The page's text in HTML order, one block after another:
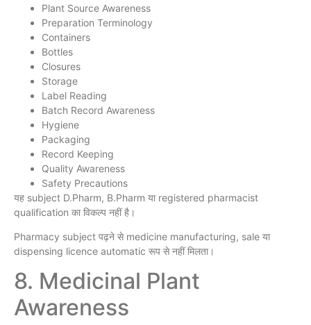
Plant Source Awareness
Preparation Terminology
Containers
Bottles
Closures
Storage
Label Reading
Batch Record Awareness
Hygiene
Packaging
Record Keeping
Quality Awareness
Safety Precautions
यह subject D.Pharm, B.Pharm या registered pharmacist
qualification का विकल्प नहीं है।
Pharmacy subject पढ़ने से medicine manufacturing, sale या
dispensing licence automatic रूप से नहीं मिलता।
8. Medicinal Plant
Awareness